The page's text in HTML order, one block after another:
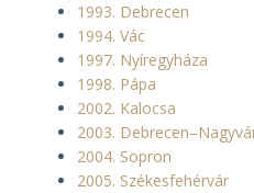
1993. Debrecen
1994. Vác
1997. Nyíregyháza
1998. Pápa
2002. Kalocsa
2003.
2004. Sopron
2005. Székesfehérvár